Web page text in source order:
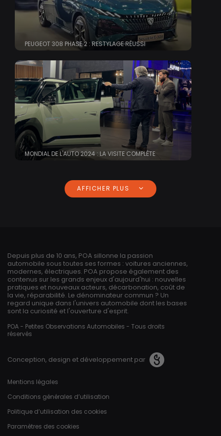
PEUGEOT 308 PHASE 2 : RESTYLAGE RÉUSSI
MONDIAL DE L'AUTO 2024 : LA VISITE COMPLÈTE
AFFICHER PLUS
Depuis plus de 10 ans, POA sillonne la passion
automobile sous toutes ses formes : voitures anciennes,
modernes, électriques. POA propose également des
contenus sur les grands enjeux d'aujourd'hui : nouvelles
pratiques et nouveaux acteurs, décarbonation, coût de
la vie, réparabilité. Le dénominateur commun ? Un
regard unique dans l'univers automobile dont les bases
sont la curiosité et l'ouverture d'esprit.
POA - Petites Observations Automobiles - Tous droits
réservés
Conception, design et développement par
Pied de page
Mentions légales
Conditions générales d’utilisation
Politique d’utilisation des cookies
Paramètres des cookies